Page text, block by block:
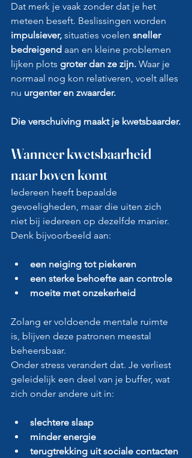
Dat merk je vaak zonder dat je het
meteen beseft. Beslissingen worden
impulsiever, situaties voelen sneller
bedreigend aan en kleine problemen
lijken plots groter dan ze zijn. Waar je
normaal nog kon relativeren, voelt alles
nu urgenter en zwaarder.
Die verschuiving maakt je kwetsbaarder.
Wanneer kwetsbaarheid
naar boven komt
Iedereen heeft bepaalde
gevoeligheden, maar die uiten zich
niet bij iedereen op dezelfde manier.
Denk bijvoorbeeld aan:
een neiging tot piekeren
een sterke behoefte aan controle
moeite met onzekerheid
Zolang er voldoende mentale ruimte
is, blijven deze patronen meestal
beheersbaar.
Onder stress verandert dat. Je verliest
geleidelijk een deel van je buffer, wat
zich onder andere uit in:
slechtere slaap
minder energie
terugtrekking uit sociale contacten